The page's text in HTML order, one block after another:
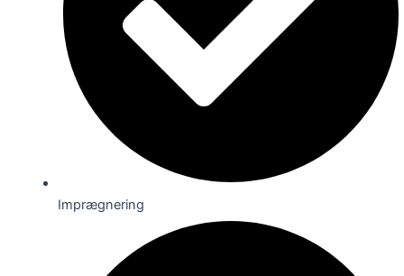
Imprægnering